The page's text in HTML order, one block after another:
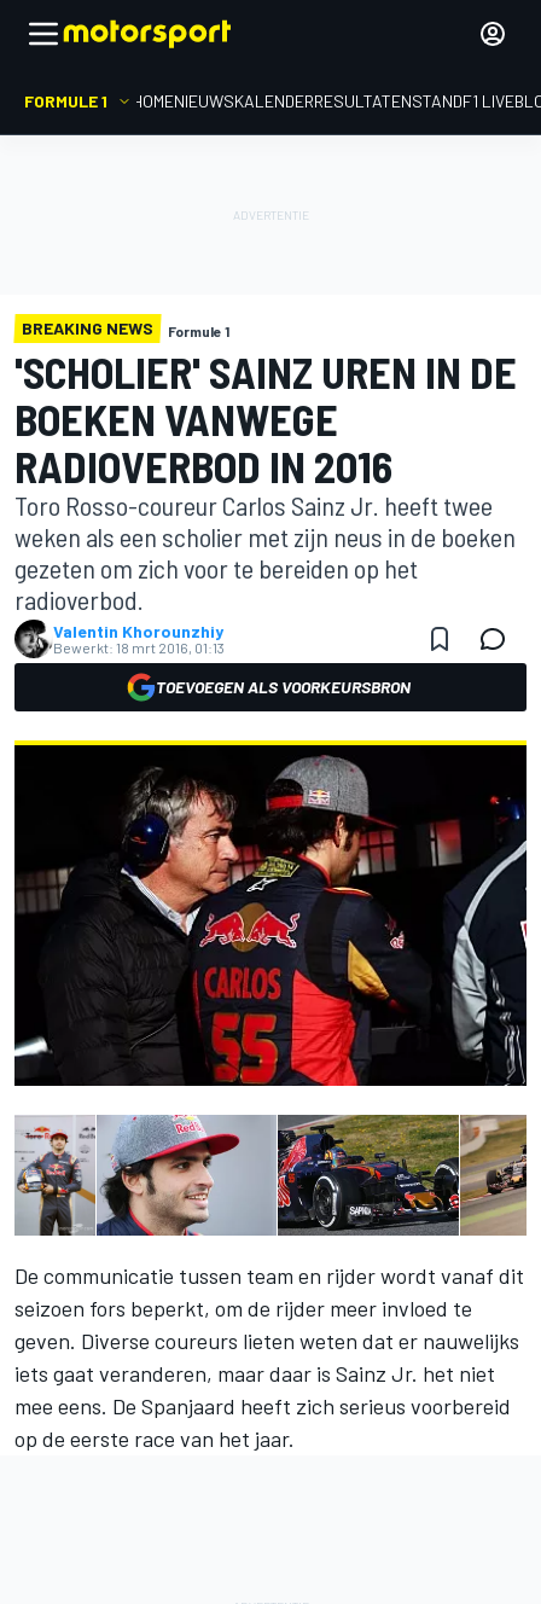
FORMULE 1 HOMENIEUWSKALENDERRESULTATENSTANDF1
BREAKING NEWS Formule 1
'SCHOLIER' SAINZ UREN IN DE
BOEKEN VANWEGE
RADIOVERBOD IN 2016
Toro Rosso-coureur Carlos Sainz Jr. heeft twee
weken als een scholier met zijn neus in de boeken
gezeten om zich voor te bereiden op het
radioverbod.
Valentin Khorounzhiy
Bewerkt: 18 mrt 2016, 01:13
TOEVOEGEN ALS VOORKEURSBRON
De communicatie tussen team en rijder wordt vanaf dit
seizoen fors beperkt, om de rijder meer invloed te
geven. Diverse coureurs lieten weten dat er nauwelijks
iets gaat veranderen, maar daar is Sainz Jr. het niet
mee eens. De Spanjaard heeft zich serieus voorbereid
op de eerste race van het jaar.